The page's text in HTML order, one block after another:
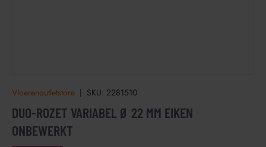
Vloerenoutletstore | SKU: 2281510
DUO-ROZET VARIABEL Ø 22 MM EIKEN
ONBEWERKT